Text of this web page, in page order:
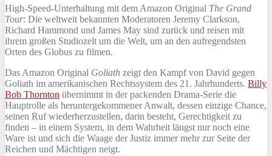
High-Speed-Unterhaltung mit dem Amazon Original The Grand
Tour: Die weltweit bekannten Moderatoren Jeremy Clarkson,
Richard Hammond und James May sind zurück und reisen mit
ihrem großen Studiozelt um die Welt, um an den aufregendsten
Orten des Globus zu filmen.
Das Amazon Original Goliath zeigt den Kampf von David gegen
Goliath im amerikanischen Rechtssystem des 21. Jahrhunderts. Billy
Bob Thornton übernimmt in der packenden Drama-Serie die
Hauptrolle als heruntergekommener Anwalt, dessen einzige Chance,
seinen Ruf wiederherzustellen, darin besteht, Gerechtigkeit zu
finden – in einem System, in dem Wahrheit längst nur noch eine
Ware ist und sich die Waage der Justiz immer mehr zur Seite der
Reichen und Mächtigen neigt.